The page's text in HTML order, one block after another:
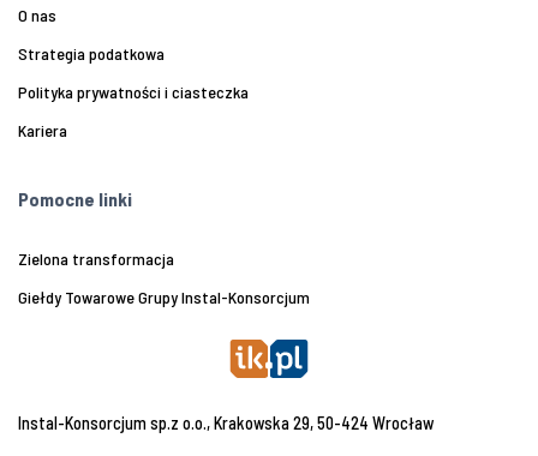
O nas
Strategia podatkowa
Polityka prywatności i ciasteczka
Kariera
Pomocne linki
Zielona transformacja
Giełdy Towarowe Grupy Instal-Konsorcjum
Instal-Konsorcjum sp.z o.o., Krakowska 29, 50-424 Wrocław